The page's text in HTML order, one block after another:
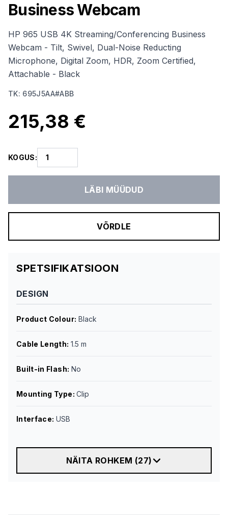
Business Webcam
HP 965 USB 4K Streaming/Conferencing Business
Webcam - Tilt, Swivel, Dual-Noise Reducting
Microphone, Digital Zoom, HDR, Zoom Certified,
Attachable - Black
TK: 695J5AA#ABB
215,38 €
KOGUS:
LÄBI MÜÜDUD
VÕRDLE
SPETSIFIKATSIOON
DESIGN
Product Colour: Black
Cable Length: 1.5 m
Built-in Flash: No
Mounting Type:Clip
Interface: USB
NÄITA ROHKEM (27)